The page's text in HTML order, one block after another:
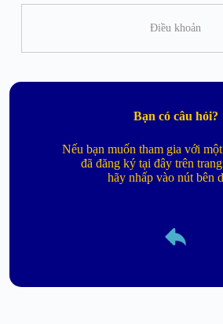
Điều khoản
Bạn có câu hỏi?
Nếu bạn muốn tham gia với
đã đăng ký tại đây trên
hãy nhấp vào nút bên